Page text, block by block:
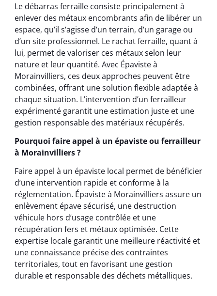
Le débarras ferraille consiste principalement à
enlever des métaux encombrants afin de libérer un
espace, qu’il s’agisse d’un terrain, d’un garage ou
d’un site professionnel. Le rachat ferraille, quant à
lui, permet de valoriser ces métaux selon leur
nature et leur quantité. Avec Épaviste à
Morainvilliers, ces deux approches peuvent être
combinées, offrant une solution flexible adaptée à
chaque situation. L’intervention d’un ferrailleur
expérimenté garantit une estimation juste et une
gestion responsable des matériaux récupérés.
Pourquoi faire appel à un épaviste ou ferrailleur
à Morainvilliers ?
Faire appel à un épaviste local permet de bénéficier
d’une intervention rapide et conforme à la
réglementation. Épaviste à Morainvilliers assure un
enlèvement épave sécurisé, une destruction
véhicule hors d’usage contrôlée et une
récupération fers et métaux optimisée. Cette
expertise locale garantit une meilleure réactivité et
une connaissance précise des contraintes
territoriales, tout en favorisant une gestion
durable et responsable des déchets métalliques.